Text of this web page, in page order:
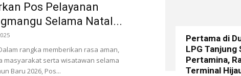
Pos Pelayanan
Selama Natal...
Dalam rangka memberikan rasa aman,
masyarakat serta wisatawan selama
Baru 2026, Pos...
Pertama di
LPG Tanjung
Pertamina,
Terminal